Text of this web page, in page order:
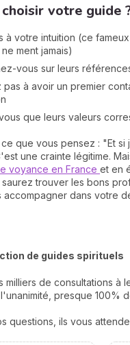
votre guide
à votre intuition (ce
ment jamais)
vous sur leurs
pas à avoir un premier
que leurs valeurs
ce que vous pensez : "Et si
une crainte légitime.
voyance en France et en
trouver les bons
accompagner dans votre
de guides spirituels
milliers de consultations à
presque 100%
questions, ils vous